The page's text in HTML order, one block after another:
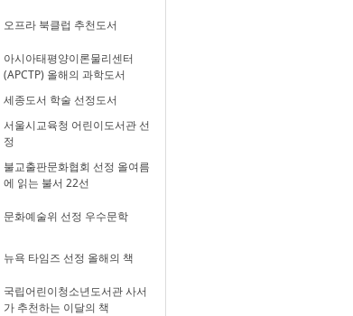
오프라 북클럽 추천도서
아시아태평양이론물리센터
(APCTP) 올해의 과학도서
세종도서 학술 선정도서
서울시교육청 어린이도서관 선
정
불교출판문화협회 선정 올여름
에 읽는 불서 22선
문화예술위 선정 우수문학
뉴욕 타임즈 선정 올해의 책
국립어린이청소년도서관 사서
가 추천하는 이달의 책